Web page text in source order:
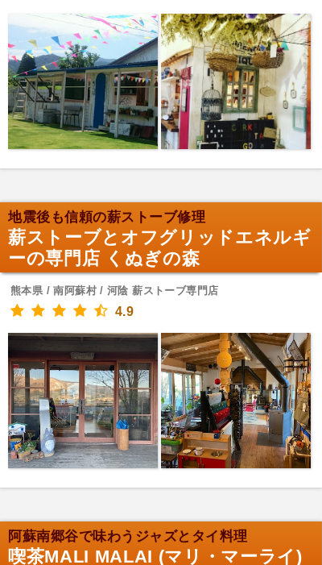
地震後も信頼の薪ストーブ修理
薪ストーブとオフグリッドエネルギ
ーの専門店 くぬぎの森
熊本県 / 南阿蘇村 / 河陰 薪ストーブ専門店
4.9
阿蘇南郷谷で味わうジャズとタイ料理
喫茶MALI MALAI (マリ・マーライ)